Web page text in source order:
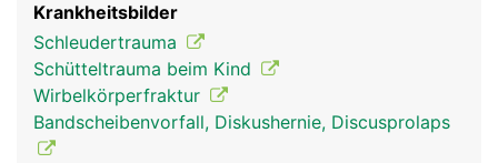
Halswirbelsäule
Frau
Halswirbelsäule
Krankheitsbilder
Schleudertrauma
Schütteltrauma beim Kind
Wirbelkörperfraktur
Bandscheibenvorfall, Diskushernie, Discusprolaps